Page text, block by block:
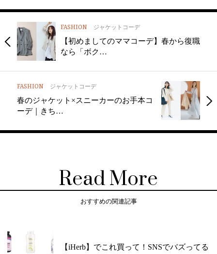
FASHION ジャケットコーデ
【初めましてのママコーデ】春から復職
なら「ボク…
FASHION ジャケットコーデ
春のジャケット×スニーカーのお手本コ
ーデ｜きち…
Read More
おすすめの関連記事
【iHerb】でこれ買って！SNSでバズってる